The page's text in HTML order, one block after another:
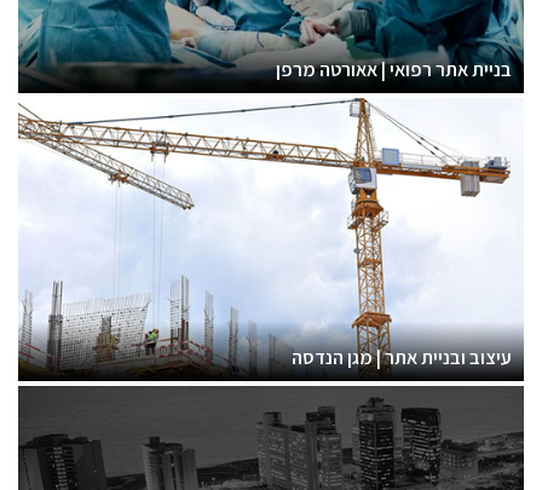
בניית אתר רפואי | אאורטה מרפן
עיצוב ובניית אתר | מגן הנדסה